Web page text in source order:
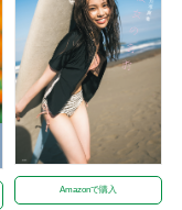
Amazonで購入